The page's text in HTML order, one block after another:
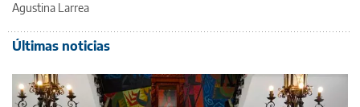
Agustina Larrea
Últimas noticias